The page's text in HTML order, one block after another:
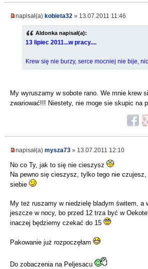
napisał(a) kobieta32 » 13.07.2011 11:46
Aldonka napisał(a):
13 lipiec 2011...w pracy....
Krew się nie burzy, serce mocniej nie bije,
My wyruszamy w sobote rano. We mnie krew
zwariować!!! Niestety, nie moge sie skupic na
napisał(a) mysza73 » 13.07.2011 12:10
No co Ty, jak to się nie cieszysz
Na pewno się cieszysz, tylko tego nie
siebie
My też ruszamy w niedzielę bladym świtem, a
jeszcze w nocy, bo przed 12 trza być w
inaczej będziemy czekać do 15
Pakowanie już rozpoczęłam
Do zobaczenia na Peljesacu